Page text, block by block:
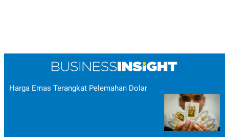
Harga Emas Terangkat Pelemahan Dolar